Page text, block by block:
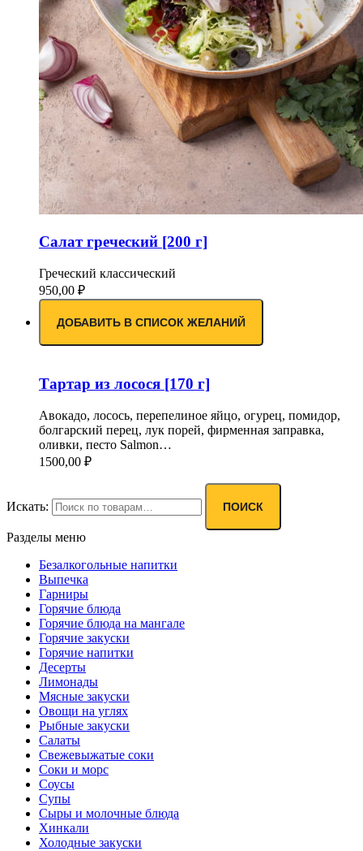
Салат греческий [200 г]
Греческий классический
950,00 ₽
ДОБАВИТЬ В СПИСОК ЖЕЛАНИЙ
Тартар из лосося [170 г]
Авокадо, лосось, перепелиное яйцо, огурец, помидор,
болгарский перец, лук порей, фирменная заправка,
оливки, песто Salmon…
1500,00 ₽
Искать: ПОИСК
Разделы меню
Безалкогольные напитки
Выпечка
Гарниры
Горячие блюда
Горячие блюда на мангале
Горячие закуски
Горячие напитки
Десерты
Лимонады
Мясные закуски
Овощи на углях
Рыбные закуски
Салаты
Свежевыжатые соки
Соки и морс
Соусы
Супы
Сыры и молочные блюда
Хинкали
Холодные закуски